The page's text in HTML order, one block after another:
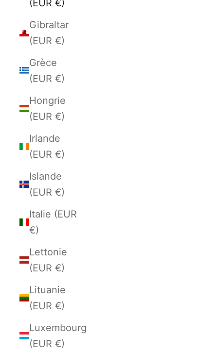
(EUR €)
Gibraltar
(EUR €)
Grèce
(EUR €)
Hongrie
(EUR €)
Irlande
(EUR €)
Islande
(EUR €)
Italie (EUR
€)
Lettonie
(EUR €)
Lituanie
(EUR €)
Luxembourg
(EUR €)